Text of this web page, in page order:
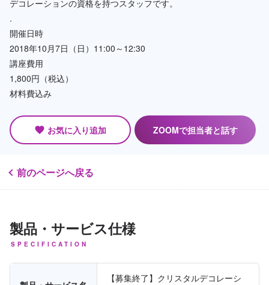
デコレーションの資格を持つスタッフです。
.
開催日時
2018年10月7日（日）11:00～12:30
講座費用
1,800円（税込）
材料費込み
favorite お気に入り追加 ZOOMで担当者と話す
前のページへ戻る
製品・サービス仕様
SPECIFICATION
【募集終了】クリスタルデコレーシ